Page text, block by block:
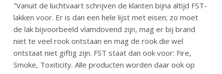
"Vanuit de luchtvaart schrijven de klanten bijna altijd FST-
lakken voor. Er is dan een hele lijst met eisen; zo moet
de lak bijvoorbeeld vlamdovend zijn, mag er bij brand
niet te veel rook ontstaan en mag de rook die wel
ontstaat niet giftig zijn. FST staat dan ook voor: Fire,
Smoke, Toxiticity. Alle producten worden daar ook op